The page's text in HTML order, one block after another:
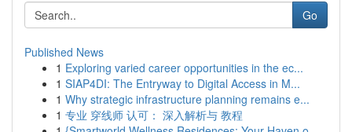
Go
Published News
1 Exploring varied career opportunities in the ec...
1 SIAP4DI: The Entryway to Digital Access in M...
1 Why strategic infrastructure planning remains e...
1 专业 穿线师 认可： 深入解析与 教程